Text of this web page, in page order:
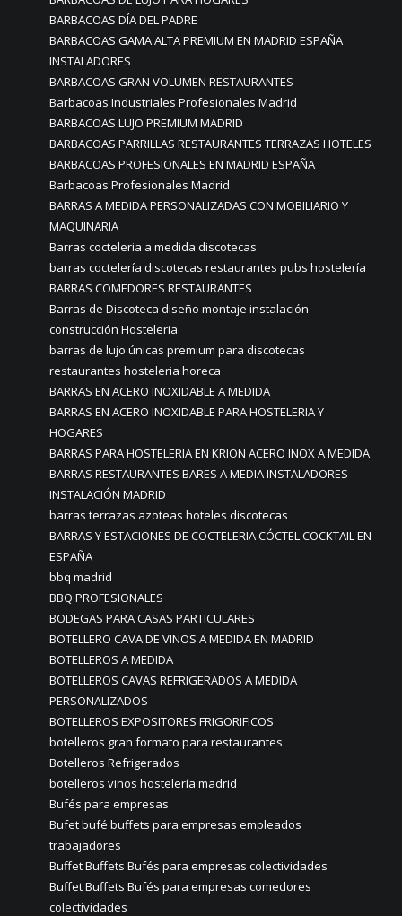
BARBACOAS DÍA DEL PADRE
BARBACOAS GAMA ALTA PREMIUM EN MADRID ESPAÑA
INSTALADORES
BARBACOAS GRAN VOLUMEN RESTAURANTES
Barbacoas Industriales Profesionales Madrid
BARBACOAS LUJO PREMIUM MADRID
BARBACOAS PARRILLAS RESTAURANTES TERRAZAS HOTELES
BARBACOAS PROFESIONALES EN MADRID ESPAÑA
Barbacoas Profesionales Madrid
BARRAS A MEDIDA PERSONALIZADAS CON MOBILIARIO Y
MAQUINARIA
Barras cocteleria a medida discotecas
barras coctelería discotecas restaurantes pubs hostelería
BARRAS COMEDORES RESTAURANTES
Barras de Discoteca diseño montaje instalación
construcción Hosteleria
barras de lujo únicas premium para discotecas
restaurantes hosteleria horeca
BARRAS EN ACERO INOXIDABLE A MEDIDA
BARRAS EN ACERO INOXIDABLE PARA HOSTELERIA Y
HOGARES
BARRAS PARA HOSTELERIA EN KRION ACERO INOX A MEDIDA
BARRAS RESTAURANTES BARES A MEDIA INSTALADORES
INSTALACIÓN MADRID
barras terrazas azoteas hoteles discotecas
BARRAS Y ESTACIONES DE COCTELERIA CÓCTEL COCKTAIL EN
ESPAÑA
bbq madrid
BBQ PROFESIONALES
BODEGAS PARA CASAS PARTICULARES
BOTELLERO CAVA DE VINOS A MEDIDA EN MADRID
BOTELLEROS A MEDIDA
BOTELLEROS CAVAS REFRIGERADOS A MEDIDA
PERSONALIZADOS
BOTELLEROS EXPOSITORES FRIGORIFICOS
botelleros gran formato para restaurantes
Botelleros Refrigerados
botelleros vinos hostelería madrid
Bufés para empresas
Bufet bufé buffets para empresas empleados
trabajadores
Buffet Buffets Bufés para empresas colectividades
Buffet Buffets Bufés para empresas comedores
colectividades